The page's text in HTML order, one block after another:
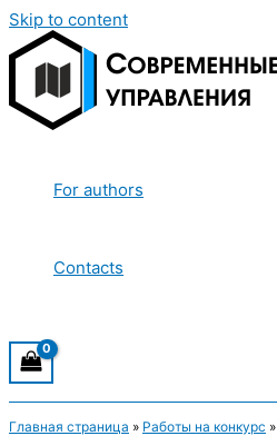
Skip to content
For authors
Contacts
Главная страница » Работы на конкурс »